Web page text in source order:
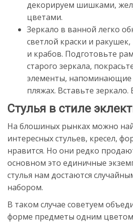
декорируем шишками,
цветами.
Зеркало в ванной легко
светлой краски и
и крабов. Подготовьте
старого зеркала,
элементы, напоминающие
пляжах. Вставьте зеркало.
Стулья в стиле
На блошиных рынках можно
интересных стульев, кресел,
нравится. Но они редко
основном это единичные
стулья нам достаются
набором.
В таком случае советуем
форме предметы одним